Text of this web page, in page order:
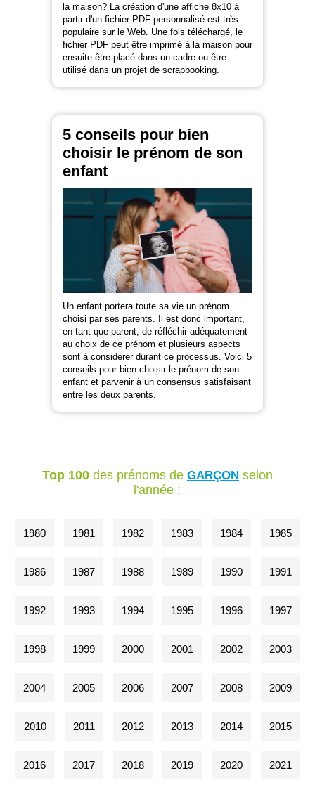
la maison? La création d'une affiche 8x10 à
partir d'un fichier PDF personnalisé est très
populaire sur le Web. Une fois téléchargé, le
fichier PDF peut être imprimé à la maison pour
ensuite être placé dans un cadre ou être
utilisé dans un projet de scrapbooking.
5 conseils pour bien
choisir le prénom de son
enfant
Un enfant portera toute sa vie un prénom
choisi par ses parents. Il est donc important,
en tant que parent, de réfléchir adéquatement
au choix de ce prénom et plusieurs aspects
sont à considérer durant ce processus. Voici 5
conseils pour bien choisir le prénom de son
enfant et parvenir à un consensus satisfaisant
entre les deux parents.
Top 100des prénoms de GARÇONselon
l'année :
1980 1981 1982 1983 1984 1985
1986 1987 1988 1989 1990 1991
1992 1993 1994 1995 1996 1997
1998 1999 2000 2001 2002 2003
2004 2005 2006 2007 2008 2009
2010 2011 2012 2013 2014 2015
2016 2017 2018 2019 2020 2021